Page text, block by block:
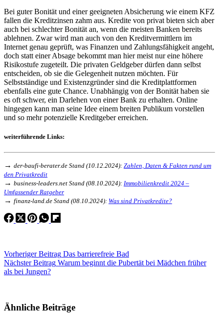
Bei guter Bonität und einer geeigneten Absicherung wie einem KFZ
fallen die Kreditzinsen zahm aus. Kredite von privat bieten sich aber
auch bei schlechter Bonität an, wenn die meisten Banken bereits
ablehnen. Zwar wird man auch von den Kreditvermittlern im
Internet genau geprüft, was Finanzen und Zahlungsfähigkeit angeht,
doch statt einer Absage bekommt man hier meist nur eine höhere
Risikostufe zugeteilt. Die privaten Geldgeber dürfen dann selbst
entscheiden, ob sie die Gelegenheit nutzen möchten. Für
Selbstständige und Existenzgründer sind die Kreditplattformen
ebenfalls eine gute Chance. Unabhängig von der Bonität haben sie
es oft schwer, ein Darlehen von einer Bank zu erhalten. Online
hingegen kann man seine Idee einem breiten Publikum vorstellen
und so mehr potenzielle Kreditgeber erreichen.
weiterführende Links:
→ der-baufi-berater.de Stand (10.12.2024): Zahlen, Daten & Fakten rund um
den Privatkredit
→ business-leaders.net Stand (08.10.2024): Immobilienkredit 2024 –
Umfassender Ratgeber
→ finanz-land.de Stand (08.10.2024): Was sind Privatkredite?
VorherigerBeitrag Das barrierefreie Bad
NächsterBeitrag Warum beginnt die Pubertät bei Mädchen früher
als bei Jungen?
Ähnliche Beiträge